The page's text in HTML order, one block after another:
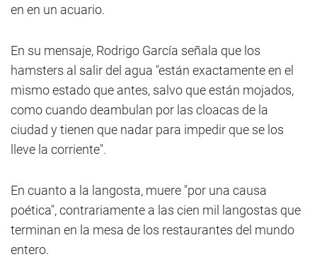
en en un acuario.
En su mensaje, Rodrigo García señala que los
hamsters al salir del agua "están exactamente en el
mismo estado que antes, salvo que están mojados,
como cuando deambulan por las cloacas de la
ciudad y tienen que nadar para impedir que se los
lleve la corriente".
En cuanto a la langosta, muere "por una causa
poética", contrariamente a las cien mil langostas que
terminan en la mesa de los restaurantes del mundo
entero.